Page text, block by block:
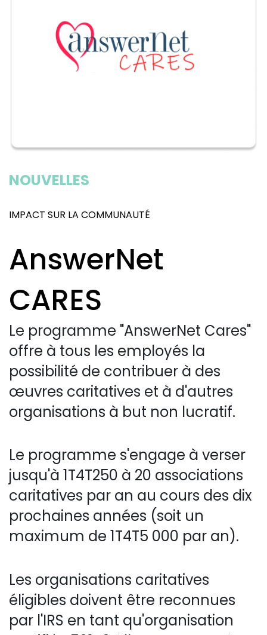
NOUVELLES
IMPACT SUR LA COMMUNAUTÉ
AnswerNet
CARES
Le programme "AnswerNet Cares"
offre à tous les employés la
possibilité de contribuer à des
œuvres caritatives et à d'autres
organisations à but non lucratif.
Le programme s'engage à verser
jusqu'à 1T4T250 à 20 associations
caritatives par an au cours des dix
prochaines années (soit un
maximum de 1T4T5 000 par an).
Les organisations caritatives
éligibles doivent être reconnues
par l'IRS en tant qu'organisation